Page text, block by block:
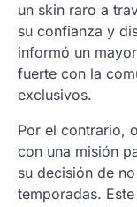
un skin raro a
su confianza y
informó un
fuerte con la
exclusivos.
Por el contrario,
con una misión
su decisión de
temporadas.